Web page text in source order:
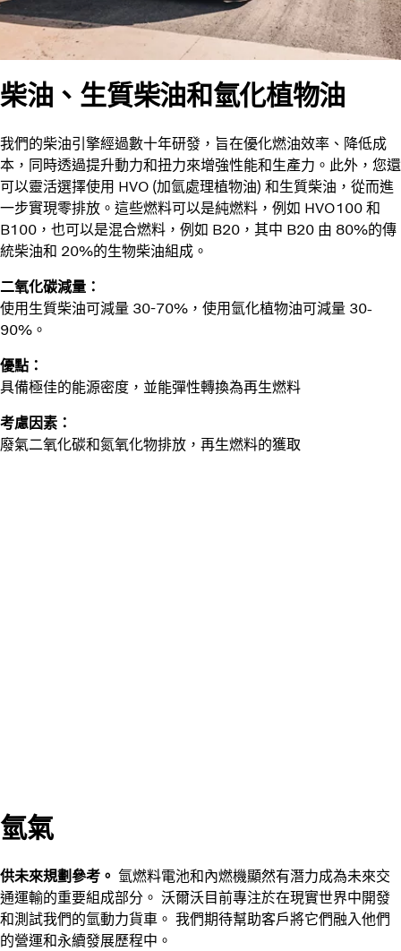
柴油、生質柴油和氫化植物油
我們的柴油引擎經過數十年研發，旨在優化燃油效率、降低成
本，同時透過提升動力和扭力來增強性能和生產力。此外，您還
可以靈活選擇使用 HVO (加氫處理植物油) 和生質柴油，從而進
一步實現零排放。這些燃料可以是純燃料，例如 HVO100 和
B100，也可以是混合燃料，例如 B20，其中 B20 由 80%的傳
統柴油和 20%的生物柴油組成。
二氧化碳減量：
使用生質柴油可減量 30-70%，使用氫化植物油可減量 30-
90%。
優點：
具備極佳的能源密度，並能彈性轉換為再生燃料
考慮因素：
廢氣二氧化碳和氮氧化物排放，再生燃料的獲取
氫氣
供未來規劃參考。 氫燃料電池和內燃機顯然有潛力成為未來交
通運輸的重要組成部分。 沃爾沃目前專注於在現實世界中開發
和測試我們的氫動力貨車。 我們期待幫助客戶將它們融入他們
的營運和永續發展歷程中。